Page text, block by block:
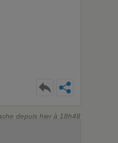
depuis hier à 18h48